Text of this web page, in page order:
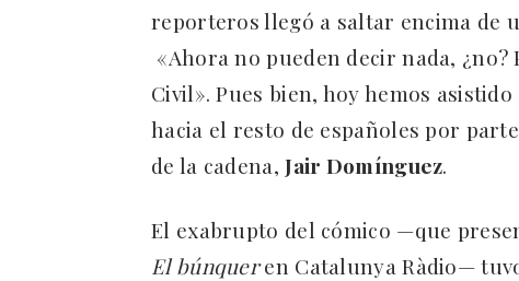
reporteros llegó a saltar encima de
«Ahora no pueden decir nada,
Civil». Pues bien, hoy hemos
hacia el resto de españoles por
de la cadena,Jair Domínguez.
El exabrupto del cómico —que
El búnqueren Catalunya Ràdio—